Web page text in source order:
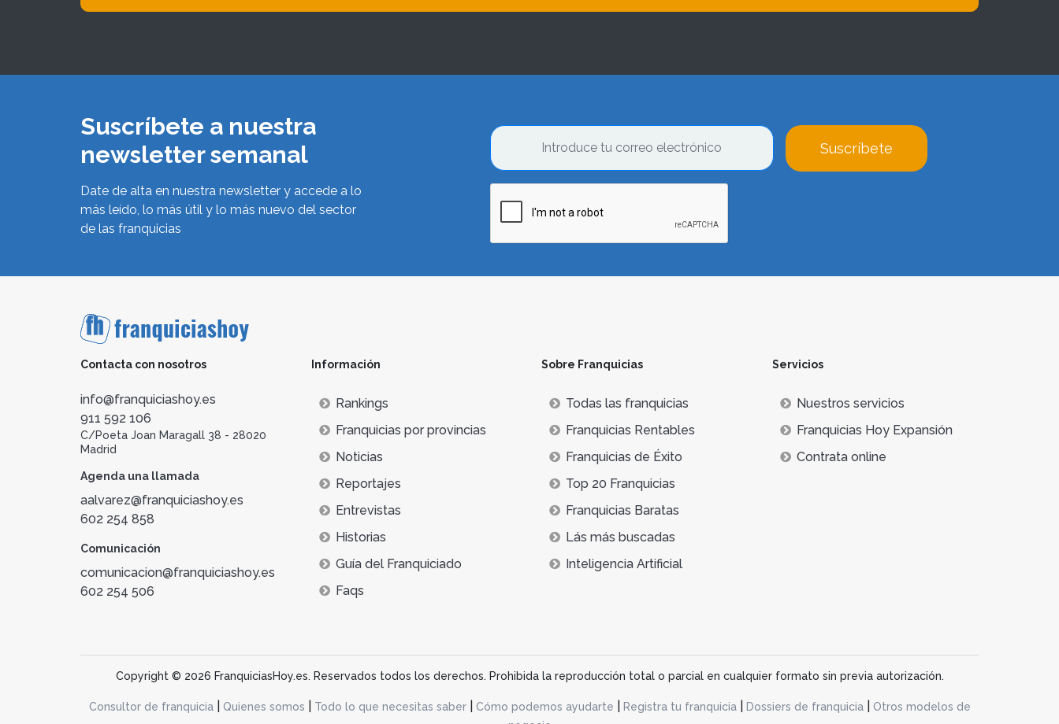
Suscríbete a nuestra
newsletter semanal
Date de alta en nuestra newsletter y accede a lo
más leído, lo más útil y lo más nuevo del sector
de las franquicias
Suscríbete
Contacta con nosotros
info@franquiciashoy.es
911 592 106
C/Poeta Joan Maragall 38 - 28020
Madrid
Agenda una llamada
aalvarez@franquiciashoy.es
602 254 858
Comunicación
comunicacion@franquiciashoy.es
602 254 506
Información
Rankings
Franquicias por provincias
Noticias
Reportajes
Entrevistas
Historias
Guía del Franquiciado
Faqs
Sobre Franquicias
Todas las franquicias
Franquicias Rentables
Franquicias de Éxito
Top 20 Franquicias
Franquicias Baratas
Lás más buscadas
Inteligencia Artificial
Servicios
Nuestros servicios
Franquicias Hoy Expansión
Contrata online
Copyright © 2026 FranquiciasHoy.es. Reservados todos los derechos. Prohibida la reproducción total o parcial en cualquier formato sin previa autorización.
Consultor de franquicia| Quienes somos Todo lo que necesitas saber| Cómo podemos ayudarte Registra tu franquicia| Dossiers de franquicia|
Otros modelos de